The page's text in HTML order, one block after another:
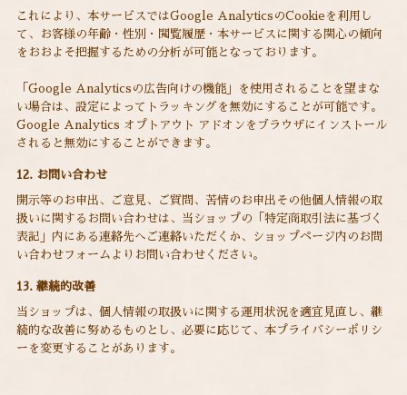
これにより、本サービスではGoogle AnalyticsのCookieを利用し
て、お客様の年齢・性別・閲覧履歴・本サービスに関する関心の傾向
をおおよそ把握するための分析が可能となっております。
「Google Analyticsの広告向けの機能」を使用されることを望まな
い場合は、設定によってトラッキングを無効にすることが可能です。
Google Analytics オプトアウト アドオンをブラウザにインストール
されると無効にすることができます。
12. お問い合わせ
開示等のお申出、ご意見、ご質問、苦情のお申出その他個人情報の取
扱いに関するお問い合わせは、当ショップの「特定商取引法に基づく
表記」内にある連絡先へご連絡いただくか、ショップページ内のお問
い合わせフォームよりお問い合わせください。
13. 継続的改善
当ショップは、個人情報の取扱いに関する運用状況を適宜見直し、継
続的な改善に努めるものとし、必要に応じて、本プライバシーポリシ
ーを変更することがあります。